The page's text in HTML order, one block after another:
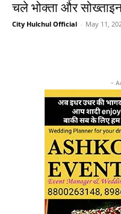
चले भोक्ता और
City Hulchul Official - May 11,
-